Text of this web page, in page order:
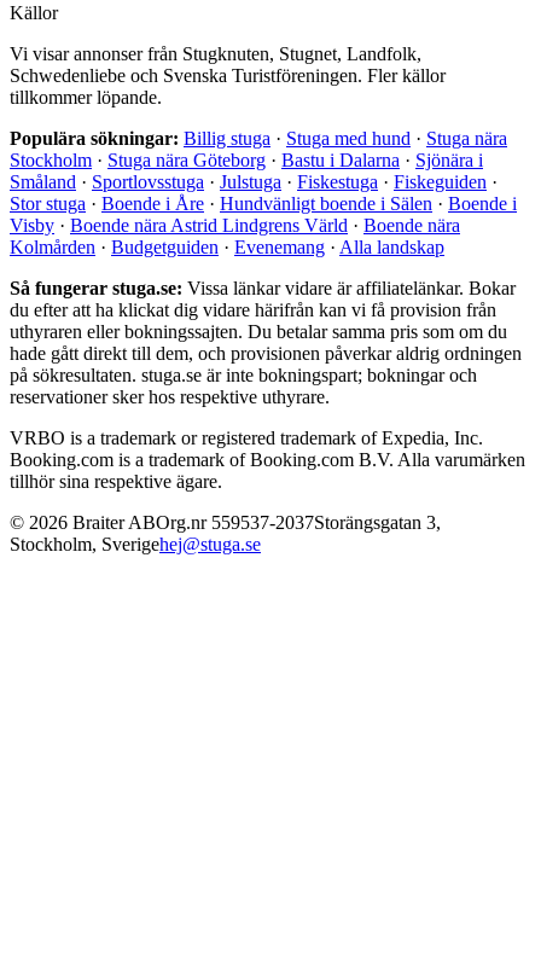
Källor
Vi visar annonser från Stugknuten, Stugnet, Landfolk,
Schwedenliebe och Svenska Turistföreningen. Fler källor
tillkommer löpande.
Populära sökningar: Billig stuga · Stuga med hund · Stuga nära
Stockholm · Stuga nära Göteborg · Bastu i Dalarna · Sjönära i
Småland · Sportlovsstuga · Julstuga · Fiskestuga · Fiskeguiden ·
Stor stuga · Boende i Åre · Hundvänligt boende i Sälen · Boende i
Visby · Boende nära Astrid Lindgrens Värld · Boende nära
Kolmården · Budgetguiden · Evenemang · Alla landskap
Så fungerar stuga.se: Vissa länkar vidare är affiliatelänkar. Bokar
du efter att ha klickat dig vidare härifrån kan vi få provision från
uthyraren eller bokningssajten. Du betalar samma pris som om du
hade gått direkt till dem, och provisionen påverkar aldrig ordningen
på sökresultaten. stuga.se är inte bokningspart; bokningar och
reservationer sker hos respektive uthyrare.
VRBO is a trademark or registered trademark of Expedia, Inc.
Booking.com is a trademark of Booking.com B.V. Alla varumärken
tillhör sina respektive ägare.
© 2026 Braiter ABOrg.nr 559537-2037Storängsgatan 3,
Stockholm, Sverigehej@stuga.se